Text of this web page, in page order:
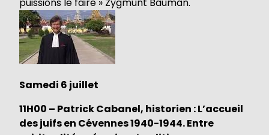
Samedi 6 juillet
11H00 – Patrick Cabanel, historien : L’accueil
des juifs en Cévennes 1940-1944. Entre